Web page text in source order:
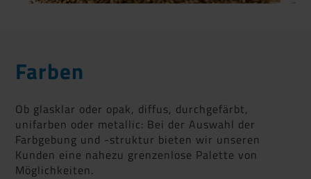
Farben
Ob glasklar oder opak, diffus, durchgefärbt,
unifarben oder metallic: Bei der Auswahl der
Farbgebung und -struktur bieten wir unseren
Kunden eine nahezu grenzenlose Palette von
Möglichkeiten.